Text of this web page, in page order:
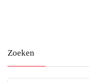
Zoeken